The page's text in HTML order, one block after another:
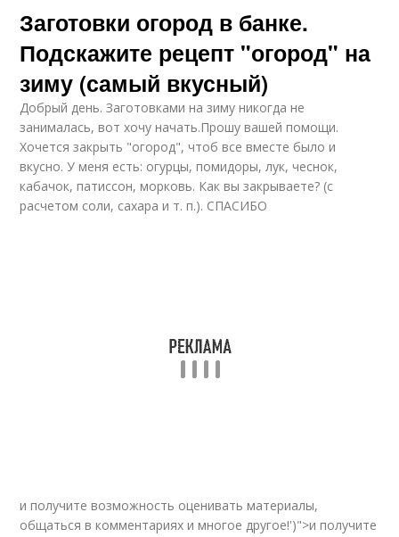
Заготовки огород в банке.
Подскажите рецепт "огород" на
зиму (самый вкусный)
Добрый день. Заготовками на зиму никогда не
занималась, вот хочу начать.Прошу вашей помощи.
Хочется закрыть "огород", чтоб все вместе было и
вкусно. У меня есть: огурцы, помидоры, лук, чеснок,
кабачок, патиссон, морковь. Как вы закрываете? (с
расчетом соли, сахара и т. п.). СПАСИБО
и получите возможность оценивать материалы,
общаться в комментариях и многое другое!')">и получите